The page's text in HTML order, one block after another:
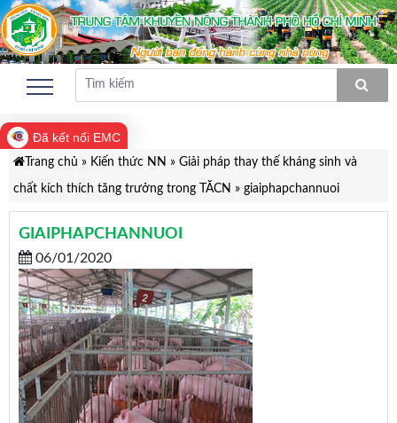
Đã kết nối EMC
Trang chủ » Kiến thức NN » Giải pháp thay thế kháng sinh và
chất kích thích tăng trưởng trong TĂCN » giaiphapchannuoi
GIAIPHAPCHANNUOI
06/01/2020